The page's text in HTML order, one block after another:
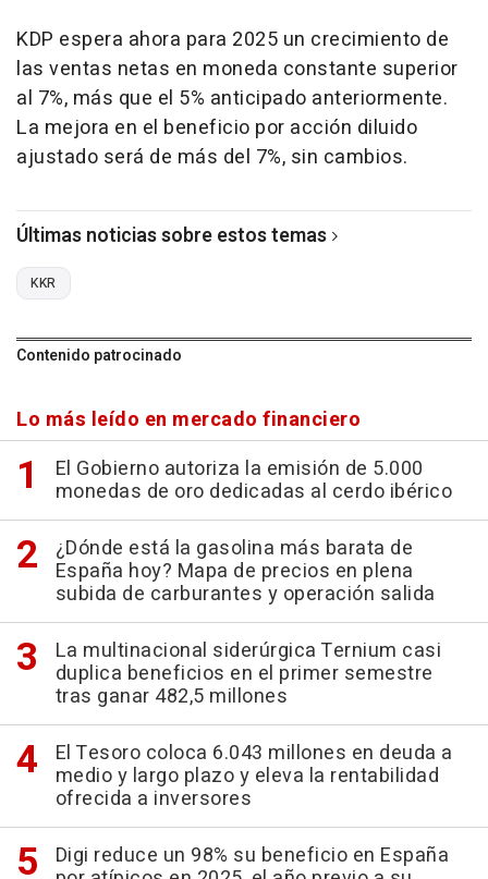
KDP espera ahora para 2025 un crecimiento de
las ventas netas en moneda constante superior
al 7%, más que el 5% anticipado anteriormente.
La mejora en el beneficio por acción diluido
ajustado será de más del 7%, sin cambios.
Últimas noticias sobre estos temas
KKR
Contenido patrocinado
Lo más leído en mercado financiero
El Gobierno autoriza la emisión de 5.000
monedas de oro dedicadas al cerdo ibérico
¿Dónde está la gasolina más barata de
España hoy? Mapa de precios en plena
subida de carburantes y operación salida
La multinacional siderúrgica Ternium casi
duplica beneficios en el primer semestre
tras ganar 482,5 millones
El Tesoro coloca 6.043 millones en deuda a
medio y largo plazo y eleva la rentabilidad
ofrecida a inversores
Digi reduce un 98% su beneficio en España